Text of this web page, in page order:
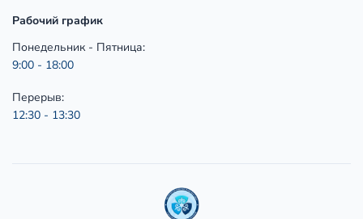
Рабочий график
Понедельник - Пятница:
9:00 - 18:00
Перерыв:
12:30 - 13:30